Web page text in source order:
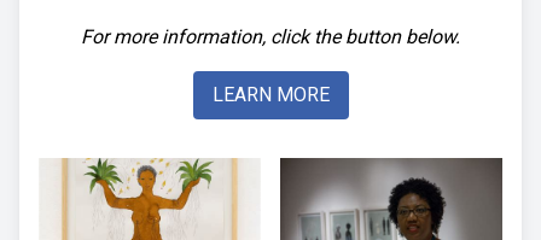
For more information, click the button below.
LEARN MORE